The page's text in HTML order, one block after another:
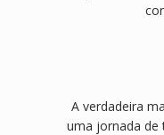
A verdadeira
uma jornada de